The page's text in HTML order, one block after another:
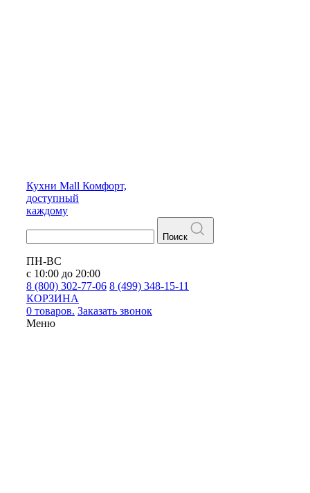
Кухни Mall Комфорт,
доступный
каждому
Поиск
ПН-ВС
с 10:00 до 20:00
8 (800) 302-77-06 8 (499) 348-15-11
КОРЗИНА
0 товаров. Заказать звонок
Меню